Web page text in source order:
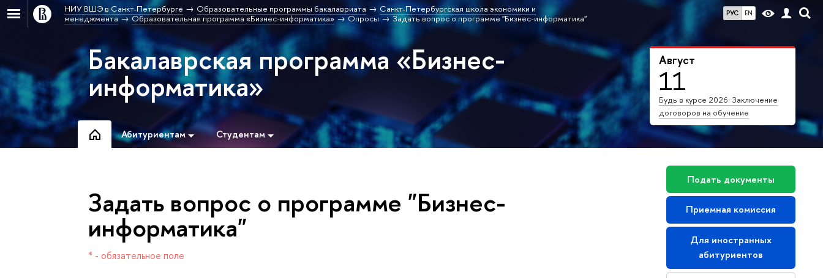
РУС EN
НИУ ВШЭ в Санкт-Петербурге Образовательные программы бакалавриата
Санкт-Петербургская школа экономики и
менеджмента
Образовательная программа «Бизнес-информатика» Опросы Задать вопрос о программе "Бизнес-информатика"
Август
11
Будь в курсе 2026: Заключение
договоров на обучение
Бакалаврская программа «Бизнес-
информатика»
Абитуриентам Студентам
Подать документы
Приемная комиссия
Для иностранных
абитуриенто
Задать вопрос о программе "Бизнес-
информатика"
* - обязательное поле